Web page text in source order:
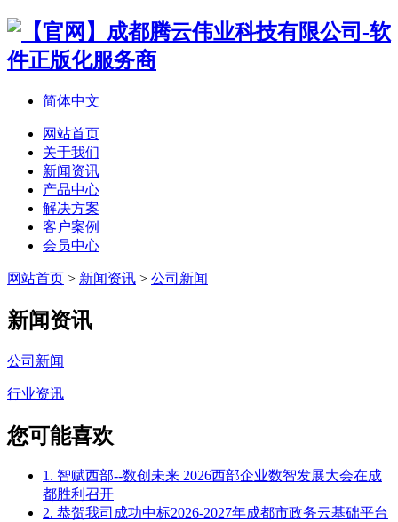
简体中文
网站首页
关于我们
新闻资讯
产品中心
解决方案
客户案例
会员中心
网站首页 > 新闻资讯 > 公司新闻
新闻资讯
公司新闻
行业资讯
您可能喜欢
1. 智赋西部--数创未来 2026西部企业数智发展大会在成
都胜利召开
2. 恭贺我司成功中标2026-2027年成都市政务云基础平台